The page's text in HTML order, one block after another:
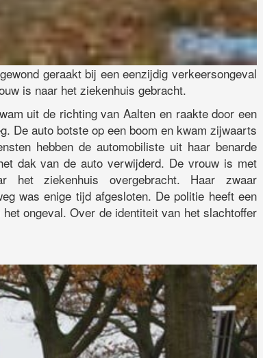
geraakt bij een eenzijdig verkeersongeval
is naar het ziekenhuis gebracht.
uit de richting van Aalten en raakte door een
De auto botste op een boom en kwam zijwaarts
hebben de automobiliste uit haar benarde
dak van de auto verwijderd. De vrouw is met
het ziekenhuis overgebracht. Haar zwaar
was enige tijd afgesloten. De politie heeft een
ongeval. Over de identiteit van het slachtoffer